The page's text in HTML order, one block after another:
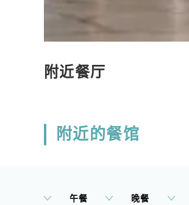
附近餐厅
附近的餐馆
午餐 晚餐